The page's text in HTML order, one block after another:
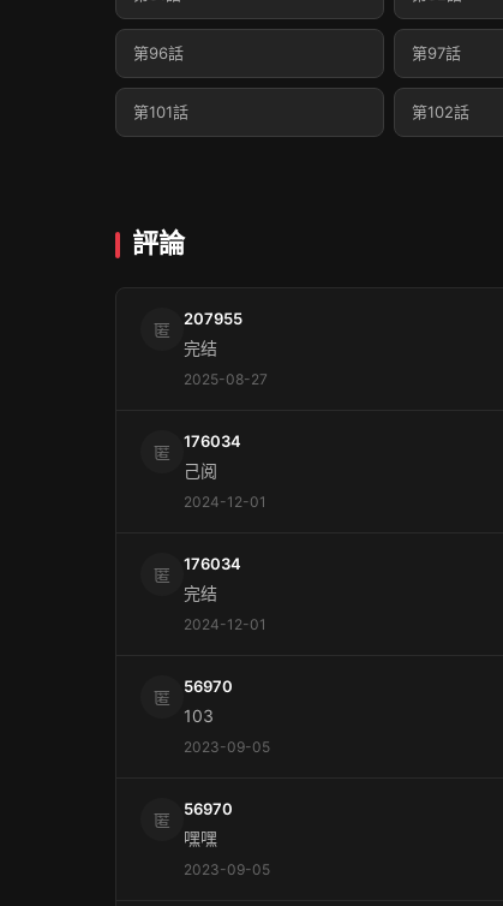
第96話 第97話
第101話 第102話
評論
匿
207955
完结
2025-08-27
匿
176034
己阅
2024-12-01
匿
176034
完结
2024-12-01
匿
56970
103
2023-09-05
匿
56970
嘿嘿
2023-09-05